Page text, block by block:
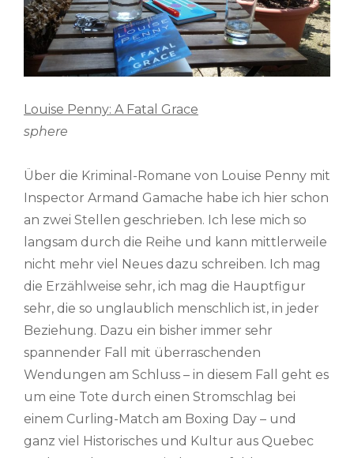
Louise Penny: A Fatal Grace
sphere
Über die Kriminal-Romane von Louise Penny mit
Inspector Armand Gamache habe ich hier schon
an zwei Stellen geschrieben. Ich lese mich so
langsam durch die Reihe und kann mittlerweile
nicht mehr viel Neues dazu schreiben. Ich mag
die Erzählweise sehr, ich mag die Hauptfigur
sehr, die so unglaublich menschlich ist, in jeder
Beziehung. Dazu ein bisher immer sehr
spannender Fall mit überraschenden
Wendungen am Schluss – in diesem Fall geht es
um eine Tote durch einen Stromschlag bei
einem Curling-Match am Boxing Day – und
ganz viel Historisches und Kultur aus Quebec